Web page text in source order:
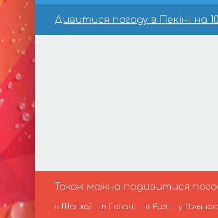
Дивитися погоду в Пекіні на
Також можна подивитися
в Шанхаї в Гавані в Ризі у